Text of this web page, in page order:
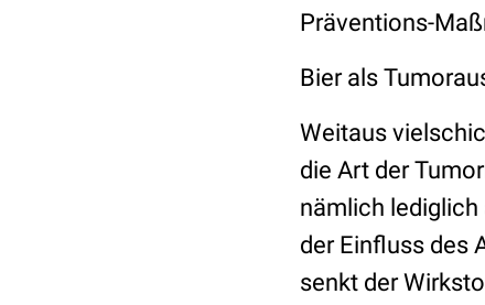
Präventions-
Bier als
Weitaus
die Art der
nämlich
der Einfluss des
senkt der